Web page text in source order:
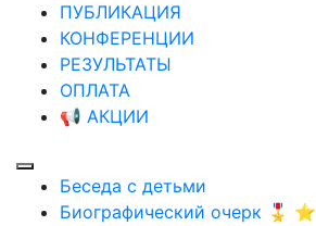
ПУБЛИКАЦИЯ
КОНФЕРЕНЦИИ
РЕЗУЛЬТАТЫ
ОПЛАТА
📢 АКЦИИ
Беседа с детьми
Биографический очерк 🎖️ ⭐